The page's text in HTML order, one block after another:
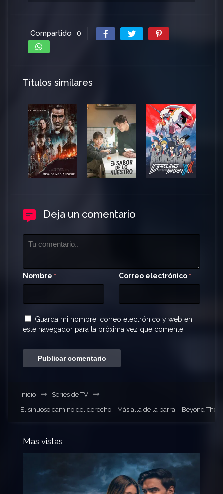
Compartido 0
Títulos similares
Deja un comentario
Nombre * Correo electrónico *
Guarda mi nombre, correo electrónico y web en
este navegador para la próxima vez que comente.
Inicio
Series de TV
El sinuoso camino del derecho – Más allá de la barra – Beyond The
Mas vistas